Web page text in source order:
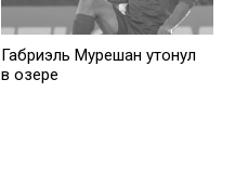
Габриэль Мурешан утонул
в озере